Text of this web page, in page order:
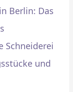
Berlin: Das
Schneiderei
und